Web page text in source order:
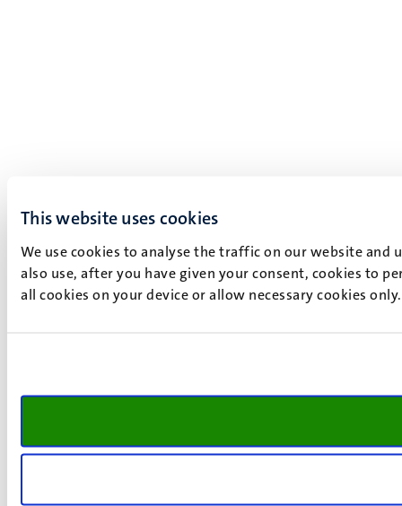
This website uses cookies
We use cookies to analyse the traffic on our website and
also use, after you have given your consent, cookies to
all cookies on your device or allow necessary cookies